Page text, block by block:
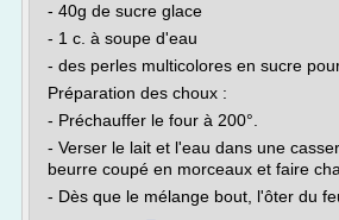
- 40g de sucre glace
- 1 c. à soupe d'eau
- des perles multicolores en sucre
Préparation des choux :
- Préchauffer le four à 200°.
- Verser le lait et l'eau dans une
beurre coupé en morceaux et faire
- Dès que le mélange bout, l'ôter du